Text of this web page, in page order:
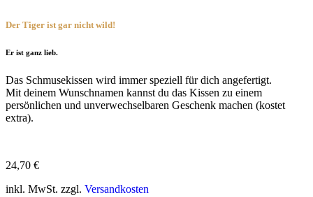
Der Tiger ist gar nicht wild!
Er ist ganz lieb.
Das Schmusekissen wird immer speziell für dich angefertigt.
Mit deinem Wunschnamen kannst du das Kissen zu einem
persönlichen und unverwechselbaren Geschenk machen (kostet
extra).
24,70 €
inkl. MwSt. zzgl. Versandkosten